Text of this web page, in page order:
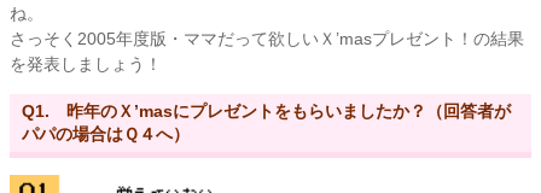
ね。
さっそく2005年度版・ママだって欲しいＸ’masプレゼント！の結果
を発表しましょう！
Q1. 昨年のＸ’masにプレゼントをもらいましたか？（回答者が
パパの場合はＱ４へ）